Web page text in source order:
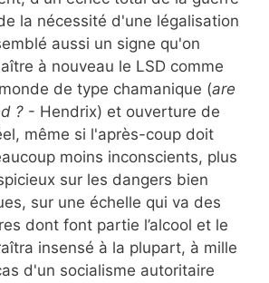
la nécessité d'une légalisation
aussi un signe qu'on
à nouveau le LSD comme
de type chamanique (are
? - Hendrix) et ouverture de
même si l'après-coup doit
moins inconscients, plus
sur les dangers bien
sur une échelle qui va des
dont font partie l’alcool et le
insensé à la plupart, à mille
d'un socialisme autoritaire